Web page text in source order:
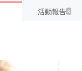
活動報告8